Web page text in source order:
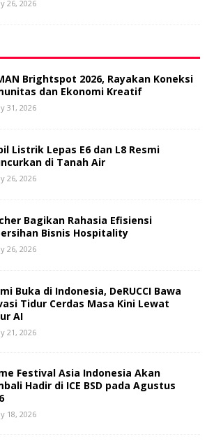
26, 2026
Brightspot 2026, Rayakan Koneksi
dan Ekonomi Kreatif
31, 2026
Listrik Lepas E6 dan L8 Resmi
di Tanah Air
26, 2026
Bagikan Rahasia Efisiensi
Bisnis Hospitality
26, 2026
Buka di Indonesia, DeRUCCI Bawa
Tidur Cerdas Masa Kini Lewat
AI
21, 2026
Festival Asia Indonesia Akan
Hadir di ICE BSD pada Agustus
18, 2026